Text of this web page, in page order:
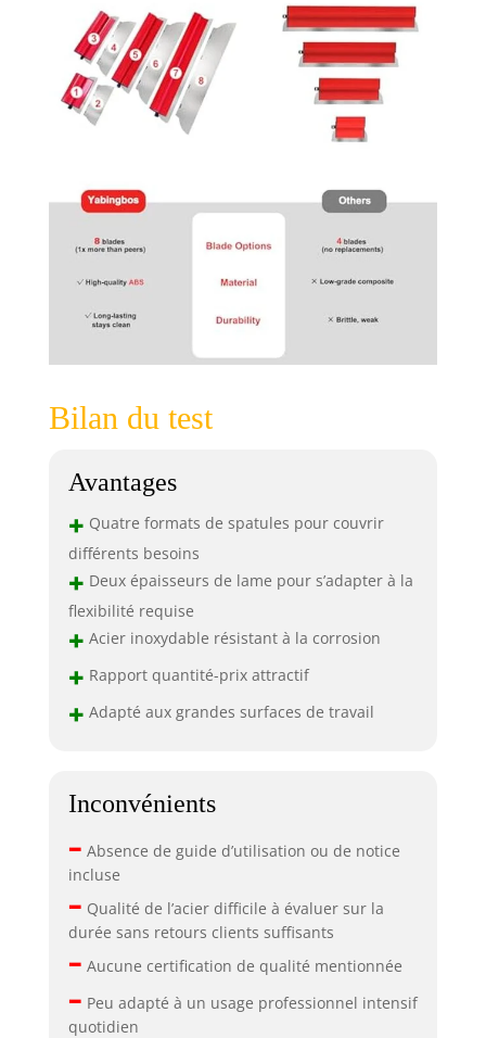
pour le
remplissage,
l'étanchéité, le
plâtre, le mastic,
l'enlèvement de la
peinture et du
d'étanchéité.
Bilan du test
Avantages
+ Quatre formats de spatules pour couvrir
différents besoins
+ Deux épaisseurs de lame pour s’adapter à la
flexibilité requise
+ Acier inoxydable résistant à la corrosion
+ Rapport quantité-prix attractif
+ Adapté aux grandes surfaces de travail
Inconvénients
– Absence de guide d’utilisation ou de notice
incluse
– Qualité de l’acier difficile à évaluer sur la
durée sans retours clients suffisants
– Aucune certification de qualité mentionnée
– Peu adapté à un usage professionnel intensif
quotidien